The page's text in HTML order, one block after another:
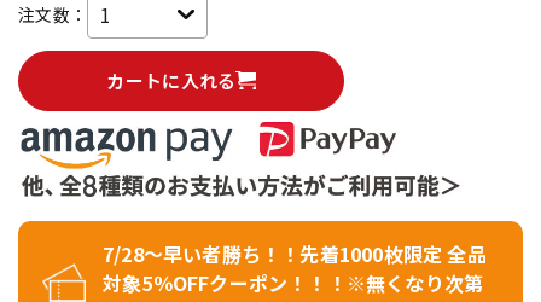
注文数：
カートに入れる
7/28～早い者勝ち！！先着1000枚限定 全品
対象5％OFFクーポン！！！※無くなり次第